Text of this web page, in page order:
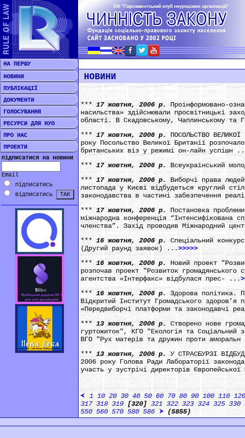
НА ПЕРШУ
НОВИНИ
ПУБЛІКАЦІЇ
ДОКУМЕНТИ
ГОЛОСУВАННЯ
РЕСУРСИ ДЛЯ НУО
ПРО НАС
ПРОЕКТИ
підписатися на новини
Email
підписатись
відписатись
НОВИНИ
***17 жовтня, 2006 р.Проінформовано-
насильства» здійснювали просвітницькі
області. В Скадовському, Чаплинському та
***17 жовтня, 2006 р.ПОСОЛЬСТВО
року Посольство Великої Британії
британських віз у режимі он-лайн успішн
***17 жовтня, 2006 р. Всеукраїнський
*** 17 жовтня, 2006 р.Виборчі права
листопада у Києві відбудеться круглий
законодавства в частині забезпечення
***17 жовтня, 2006 р. Постановка
міжнародна конференція “Інтенсифікована
членства”. Захід проводив Міжнародний
***16 жовтня, 2006 р.Спеціальний
(Другий раунд заявок) ...>>>>>
***16 жовтня, 2006 р.Новий проект
розпочав проект "Розвиток
агентства «Інтерфакс» відбулася прес- ...
*** 16 жовтня, 2006 р.Здорова політика.
Відкритий Інститут Громадського
«Передвиборчі платформи та законодавчі
***13 жовтня, 2006 р.Створено нове
гуртожиток", КГО "Екологія та Соціальний
ВГО "Рух матерів та дружин проти
***13 жовтня, 2006 р.У СТРАСБУРЗІ
2006 року Голова Ради Лабораторії
участь у зустрічі директорів
1 10 20 30 40 50 60 70 80 90 100 110 120
317 318 319 [320]321 322 323 324 325 330
550 560 570 580 586 (5855)